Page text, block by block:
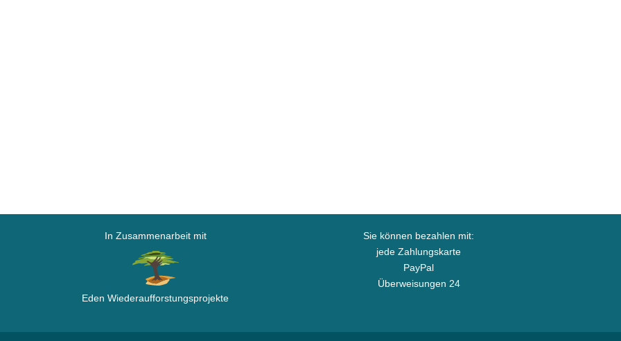
In Zusammenarbeit mit
Eden Wiederaufforstungsprojekte
Sie können bezahlen mit:
jede Zahlungskarte
PayPal
Überweisungen 24